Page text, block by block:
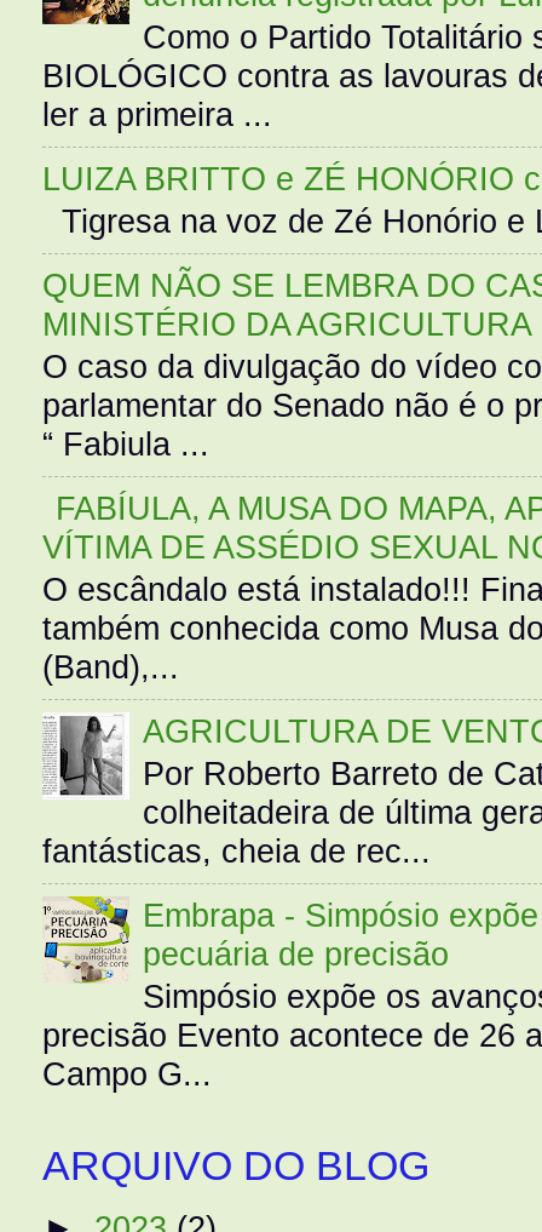
Como o Partido Totalitário
BIOLÓGICO contra as lavouras
ler a primeira ...
LUIZA BRITTO e ZÉ HONÓRIO
Tigresa na voz de Zé Honório
QUEM NÃO SE LEMBRA DO
MINISTÉRIO DA AGRICULTURA
O caso da divulgação do vídeo
parlamentar do Senado não é o
“ Fabiula ...
FABÍULA, A MUSA DO MAPA,
VÍTIMA DE ASSÉDIO SEXUAL
O escândalo está instalado!!!
também conhecida como Musa
(Band),...
AGRICULTURA DE
Por Roberto Barreto de
colheitadeira de última
fantásticas, cheia de rec...
Embrapa - Simpósio
pecuária de precisão
Simpósio expõe os
precisão Evento acontece de 26
Campo G...
ARQUIVO DO BLOG